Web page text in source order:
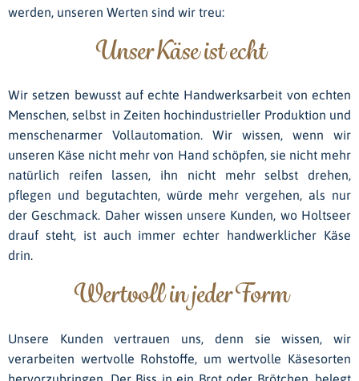
werden, unseren Werten sind wir treu:
Unser Käse ist echt
Wir setzen bewusst auf echte Handwerksarbeit von echten
Menschen, selbst in Zeiten hochindustrieller Produktion und
menschenarmer Vollautomation. Wir wissen, wenn wir
unseren Käse nicht mehr von Hand schöpfen, sie nicht mehr
natürlich reifen lassen, ihn nicht mehr selbst drehen,
pflegen und begutachten, würde mehr vergehen, als nur
der Geschmack. Daher wissen unsere Kunden, wo Holtseer
drauf steht, ist auch immer echter handwerklicher Käse
drin.
Wertvoll in jeder Form
Unsere Kunden vertrauen uns, denn sie wissen, wir
verarbeiten wertvolle Rohstoffe, um wertvolle Käsesorten